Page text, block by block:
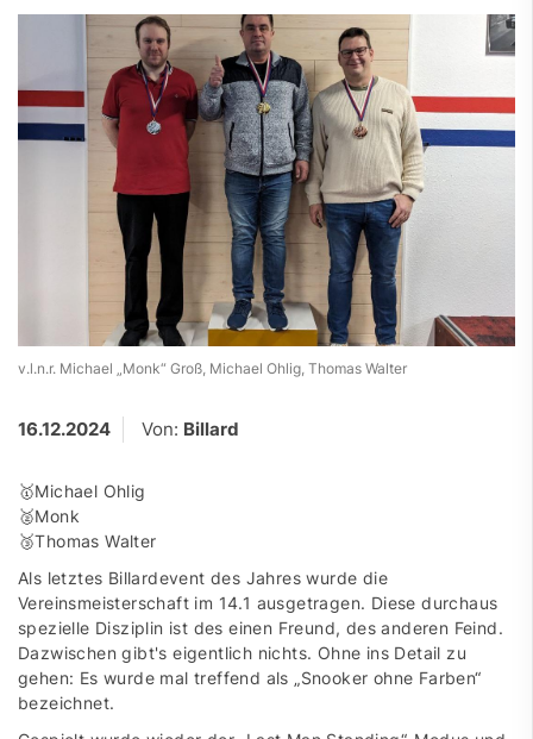
v.l.n.r. Michael „Monk“ Groß, Michael Ohlig, Thomas Walter
16.12.2024 Von: Billard
🥇Michael Ohlig
🥈Monk
🥉Thomas Walter
Als letztes Billardevent des Jahres wurde die
Vereinsmeisterschaft im 14.1 ausgetragen. Diese durchaus
spezielle Disziplin ist des einen Freund, des anderen Feind.
Dazwischen gibt's eigentlich nichts. Ohne ins Detail zu
gehen: Es wurde mal treffend als „Snooker ohne Farben“
bezeichnet.